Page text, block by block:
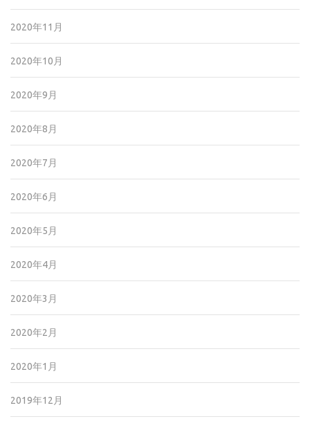
2020年11月
2020年10月
2020年9月
2020年8月
2020年7月
2020年6月
2020年5月
2020年4月
2020年3月
2020年2月
2020年1月
2019年12月